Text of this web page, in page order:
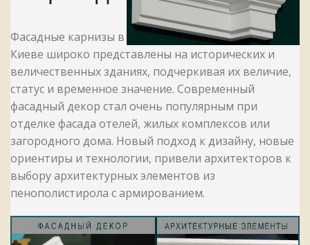
Фасадные карнизы в
Киеве широко представлены на исторических и
величественных зданиях, подчеркивая их величие,
статус и временное значение. Современный
фасадный декор стал очень популярным при
отделке фасада отелей, жилых комплексов или
загородного дома. Новый подход к дизайну, новые
ориентиры и технологии, привели архитекторов к
выбору архитектурных элементов из
пенополистирола с армированием.